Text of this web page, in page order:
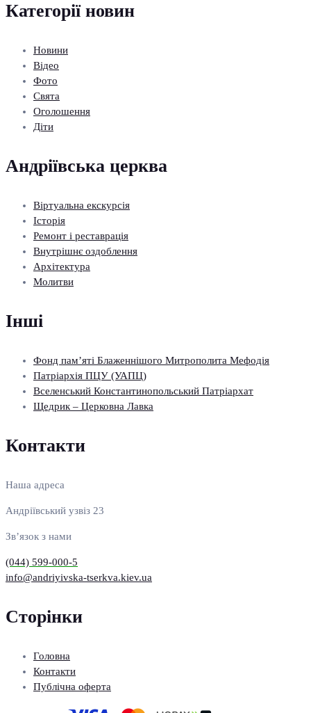
Категорії новин
Новини
Відео
Фото
Свята
Оголошення
Діти
Андріївська церква
Віртуальна екскурсія
Історія
Ремонт і реставрація
Внутрішнє оздоблення
Архітектура
Молитви
Інші
Фонд пам’яті Блаженнішого Митрополита Мефодія
Патріархія ПЦУ (УАПЦ)
Вселенський Константинопольський Патріархат
Щедрик – Церковна Лавка
Контакти
Наша адреса
Андріївський узвіз 23
Зв’язок з нами
(044) 599-000-5
info@andriyivska-tserkva.kiev.ua
Сторінки
Головна
Контакти
Публічна оферта